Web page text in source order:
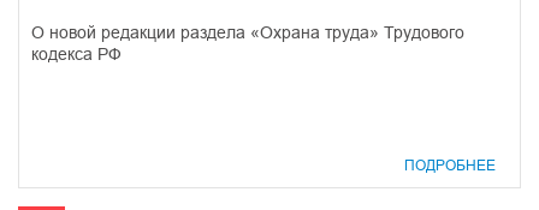
О новой редакции раздела «Охрана труда» Трудового
кодекса РФ
ПОДРОБНЕЕ